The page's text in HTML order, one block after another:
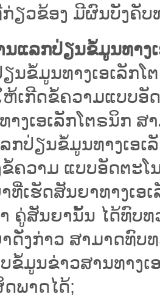
ຽວຂ້ອງ ມີຜົນບັງຄັບ
ນແລກປ່ຽນຂໍ້ມູນທາງ
ຂໍ້ມູນທາງເອເລັກໂ
ເກີດຂໍ້ຄວາມແບບອັ
ເອເລັກໂຕຣນິກ ສ
ປ່ຽນຂໍ້ມູນທາງເອເ
ຄວາມ ແບບອັດຕະໂ
ຮັດສັນຍາທາງເອເ
ຄູ່ສັນຍານັ້ນ ໄດ້ທົບທ
າວ ສາມາດທົບທວ
ຂ່າວສານທາງເອ
ພາດໄດ້;